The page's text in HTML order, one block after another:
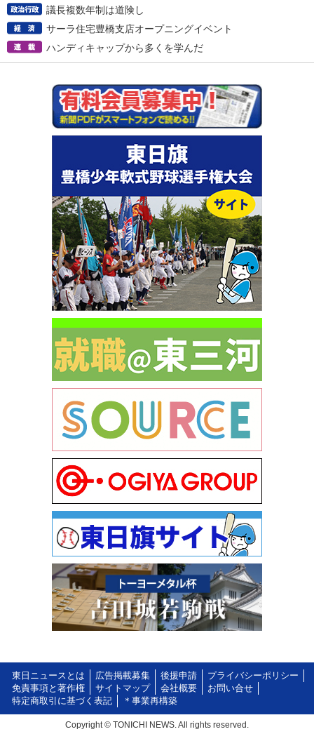
議長複数年制は道険し
サーラ住宅豊橋支店オープニングイベント
ハンディキャップから多くを学んだ
東日ニュースとは 広告掲載募集 後援申請
プライバシーポリシー
免責事項と著作権
サイトマップ 会社概要
お問い合せ
特定商取引に基づく表記
＊事業再構築
Copyright © TONICHI NEWS. All rights reserved.